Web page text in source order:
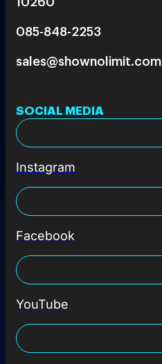
085-848-2253
sales@shownolimit.com
SOCIAL MEDIA
Instagram
Facebook
YouTube